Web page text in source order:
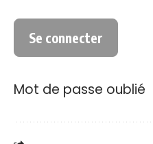
Mot de passe oublié